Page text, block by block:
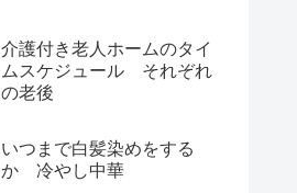
介護付き老人ホームのタイ
ムスケジュール それぞれ
の老後
いつまで白髪染めをする
か 冷やし中華